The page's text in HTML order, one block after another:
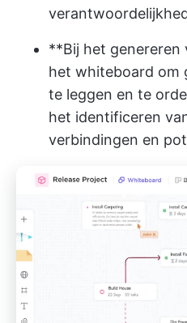
**Bij het genereren
het whiteboard om
te leggen en te
het identificeren
verbindingen en